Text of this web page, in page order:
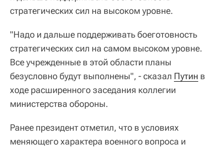
стратегических сил на высоком уровне.
"Надо и дальше поддерживать боеготовность
стратегических сил на самом высоком уровне.
Все учрежденные в этой области планы
безусловно будут выполнены", - сказал Путин в
ходе расширенного заседания коллегии
министерства обороны.
Ранее президент отметил, что в условиях
меняющего характера военного вопроса и